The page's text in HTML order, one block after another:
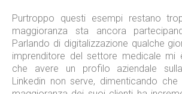
Purtroppo questi esempi restano
maggioranza sta ancora
Parlando di digitalizzazione qualche
imprenditore del settore medicale
che avere un profilo aziendale
Linkedin non serve, dimenticando che